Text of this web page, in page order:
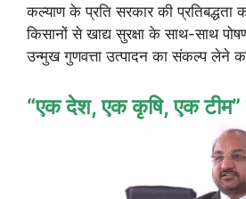
कल्याण के प्रति सरकार की प्रतिबद्धता
किसानों से खाद्य सुरक्षा के साथ-साथ
उन्मुख गुणवत्ता उत्पादन का संकल्प लेने
“एक देश, एक कृषि, एक